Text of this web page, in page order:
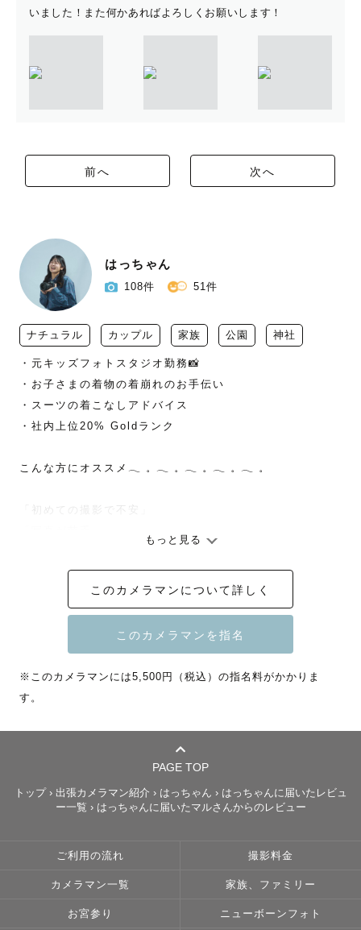
いました！また何かあればよろしくお願いします！
前へ 次へ
はっちゃん
108件 51件
ナチュラル カップル 家族 公園 神社
・元キッズフォトスタジオ勤務📸
・お子さまの着物の着崩れのお手伝い
・スーツの着こなしアドバイス
・社内上位20% Goldランク
こんな方にオススメ𓂃 𓈒 𓂃 𓈒 𓂃 𓈒 𓂃 𓈒 𓂃 𓈒
「初めての撮影で不安」
「ポーズの指示をしてほしい」
「緊張しやすい」
自己紹介𓂃 𓈒 𓂃 𓈒 𓂃 𓈒 𓂃 𓈒 𓂃 𓈒 𓂃 𓈒 𓂃 𓈒 𓂃
〚エリア〛
📍東京、埼玉を中心に他地域も撮影※1
大学ではラクロス部に所属し、
・映像制作
を経験し、今に至ります
もっと見る
このカメラマンについて詳しく
※このカメラマンには5,500円（税込）の指名料がかかりま
す。
PAGE TOP
トップ› 出張カメラマン紹介 › はっちゃん › はっちゃんに届いたレビュ
ー一覧 › はっちゃんに届いたマルさんからのレビュー
ご利用の流れ 撮影料金
カメラマン一覧 家族、ファミリー
お宮参り ニューボーンフォト